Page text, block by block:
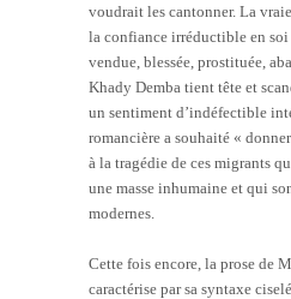
voudrait les cantonner. La
la confiance irréductible en
vendue, blessée, prostituée,
Khady Demba tient tête et
un sentiment d’indéfectible
romancière a souhaité «
à la tragédie de ces migrants
une masse inhumaine et qui
modernes.
Cette fois encore, la prose de
caractérise par sa syntaxe